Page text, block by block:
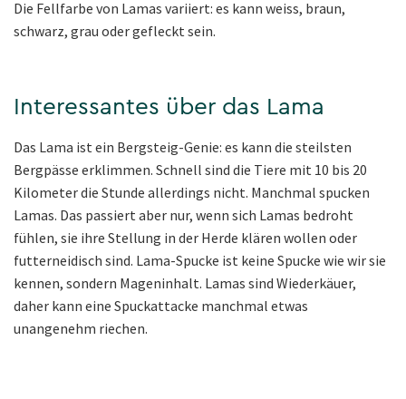
Die Fellfarbe von Lamas variiert: es kann weiss, braun,
schwarz, grau oder gefleckt sein.
Interessantes über das Lama
Das Lama ist ein Bergsteig-Genie: es kann die steilsten
Bergpässe erklimmen. Schnell sind die Tiere mit 10 bis 20
Kilometer die Stunde allerdings nicht. Manchmal spucken
Lamas. Das passiert aber nur, wenn sich Lamas bedroht
fühlen, sie ihre Stellung in der Herde klären wollen oder
futterneidisch sind. Lama-Spucke ist keine Spucke wie wir sie
kennen, sondern Mageninhalt. Lamas sind Wiederkäuer,
daher kann eine Spuckattacke manchmal etwas
unangenehm riechen.